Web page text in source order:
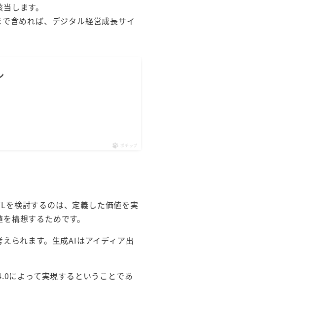
します。
含めれば、デジタル経営成長サイ
ポチップ
を検討するのは、定義した価値を実
構想するためです。
られます。生成AIはアイディア出
によって実現するということであ